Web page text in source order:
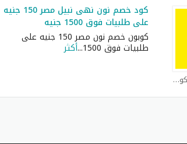
كوبون خصم نون مصر كوبون
كود خصم نون نهى نبيل مصر 150 جنيه
على طلبيات فوق 1500 جنيه
كوبون خصم نون مصر 150 جنيه على
طلبيات فوق 1500 ...أكثر